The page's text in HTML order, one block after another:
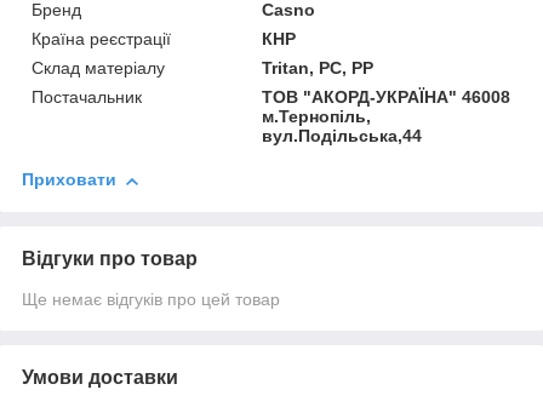
Бренд
Casno
Країна реєстрації
КНР
Склад матеріалу
Tritan, PC, PP
Постачальник
ТОВ "АКОРД-УКРАЇНА" 46008
м.Тернопіль,
вул.Подільська,44
Приховати
Відгуки про товар
Ще немає відгуків про цей товар
Умови доставки